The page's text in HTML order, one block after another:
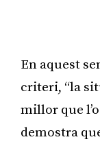
En aquest
criteri, “la
millor que
demostra